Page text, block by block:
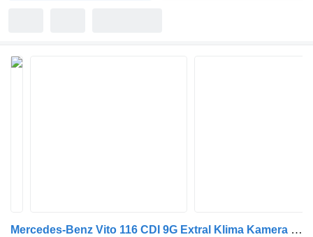
Mercedes-Benz Vito 116 CDI 9G Extral Klima Kamera SHZ